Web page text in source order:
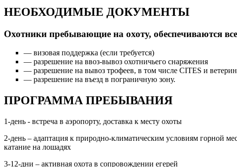
НЕОБХОДИМЫЕ ДОКУМЕНТЫ
Охотники пребывающие на охоту, обеспечиваются
— визовая поддержка (если требуется)
— разрешение на ввоз-вывоз охотничьего снаряжения
— разрешение на вывоз трофеев, в том числе CITES и
— разрешение на въезд в пограничную зону.
ПРОГРАММА ПРЕБЫВАНИЯ
1-день - встреча в аэропорту, доставка к месту охоты
2-день – адаптация к природно-климатическим условиям горной
катание на лошадях
3-12-дни – активная охота в сопровождении егерей